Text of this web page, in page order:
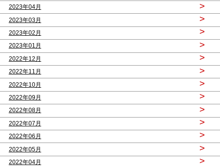
2023年04月 >
2023年03月 >
2023年02月 >
2023年01月 >
2022年12月 >
2022年11月 >
2022年10月 >
2022年09月 >
2022年08月 >
2022年07月 >
2022年06月 >
2022年05月 >
2022年04月 >